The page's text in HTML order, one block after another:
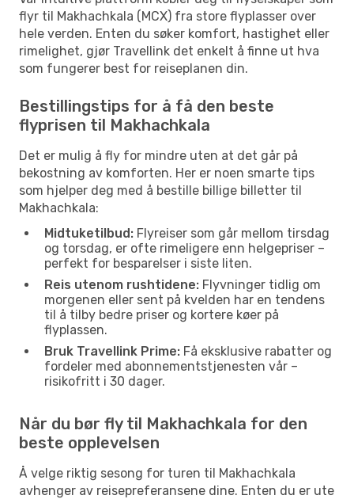
flyr til Makhachkala (MCX) fra store flyplasser over
hele verden. Enten du søker komfort, hastighet eller
rimelighet, gjør Travellink det enkelt å finne ut hva
som fungerer best for reiseplanen din.
Bestillingstips for å få den beste
flyprisen til Makhachkala
Det er mulig å fly for mindre uten at det går på
bekostning av komforten. Her er noen smarte tips
som hjelper deg med å bestille billige billetter til
Makhachkala:
Midtuketilbud: Flyreiser som går mellom tirsdag
og torsdag, er ofte rimeligere enn helgepriser –
perfekt for besparelser i siste liten.
Reis utenom rushtidene: Flyvninger tidlig om
morgenen eller sent på kvelden har en tendens
til å tilby bedre priser og kortere køer på
flyplassen.
Bruk Travellink Prime: Få eksklusive rabatter og
fordeler med abonnementstjenesten vår –
risikofritt i 30 dager.
Når du bør fly til Makhachkala for den
beste opplevelsen
Å velge riktig sesong for turen til Makhachkala
avhenger av reisepreferansene dine. Enten du er ute